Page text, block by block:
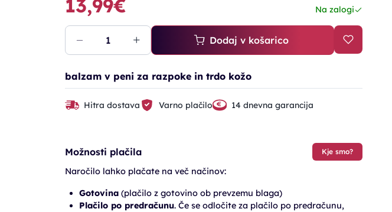
13,99€ Na zalogi
Dodaj v košarico
balzam v peni za razpoke in trdo kožo
Hitra dostava Varno plačilo 14 dnevna garancija
Možnosti plačila Kje smo?
Naročilo lahko plačate na več načinov:
Gotovina(plačilo z gotovino ob prevzemu blaga)
Plačilo po predračunu. Če se odločite za plačilo po predračunu,